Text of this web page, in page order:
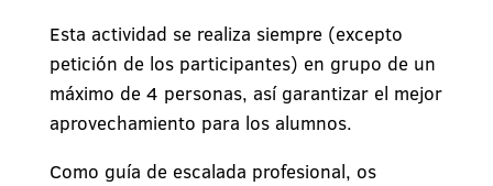
Esta actividad se realiza siempre (excepto
petición de los participantes) en grupo de un
máximo de 4 personas, así garantizar el mejor
aprovechamiento para los alumnos.
Como guía de escalada profesional, os